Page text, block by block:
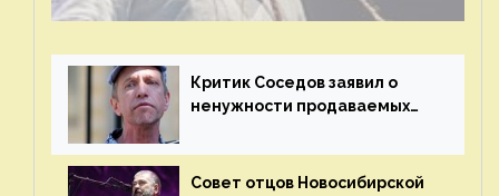
Критик Соседов заявил о
ненужности продаваемых
Совет отцов Новосибирской